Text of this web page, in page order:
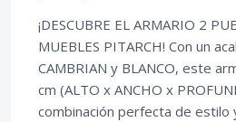
¡DESCUBRE EL ARMARIO 2
MUEBLES PITARCH! Con un
CAMBRIAN y BLANCO, este
cm (ALTO x ANCHO x
combinación perfecta de estilo